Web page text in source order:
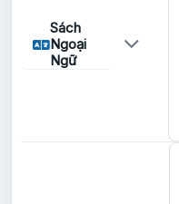
Sách
Ngoại
Ngữ